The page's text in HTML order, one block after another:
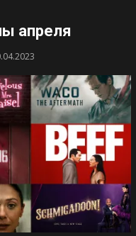
апреля